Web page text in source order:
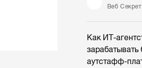
Веб Секрет
Как ИТ-
аутстафф-